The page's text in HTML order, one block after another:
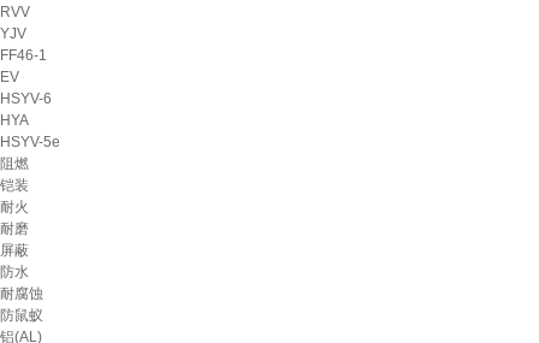
RVV
YJV
FF46-1
EV
HSYV-6
HYA
HSYV-5e
阻燃
铠装
耐火
耐磨
屏蔽
防水
耐腐蚀
防鼠蚁
铝(AL)